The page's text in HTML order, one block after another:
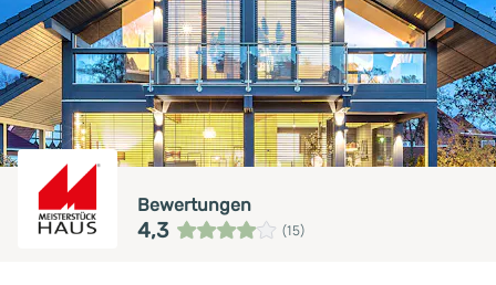
Bewertungen
4,3 (15)